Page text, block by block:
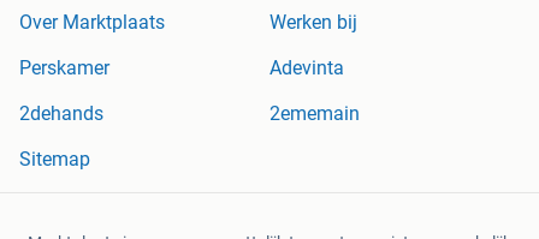
Over Marktplaats
Werken bij
Perskamer
Adevinta
2dehands
2ememain
Sitemap